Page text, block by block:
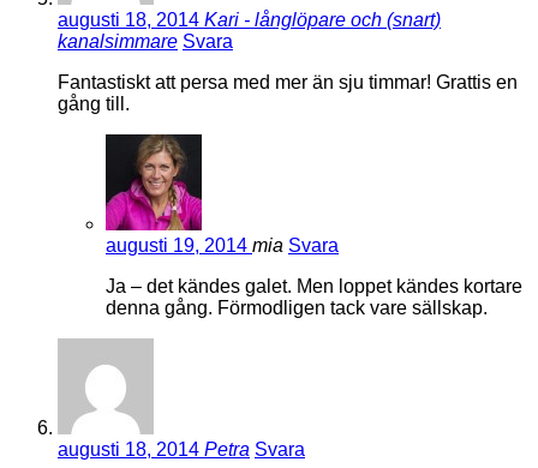
augusti 18, 2014 Kari - långlöpare och (snart)
kanalsimmare Svara
Fantastiskt att persa med mer än sju timmar! Grattis en
gång till.
augusti 19, 2014 mia Svara
Ja – det kändes galet. Men loppet kändes kortare
denna gång. Förmodligen tack vare sällskap.
augusti 18, 2014 Petra Svara